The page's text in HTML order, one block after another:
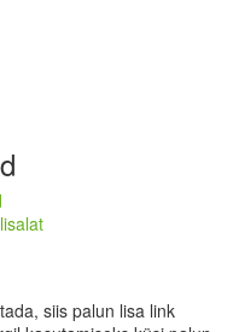
siis palun lisa link